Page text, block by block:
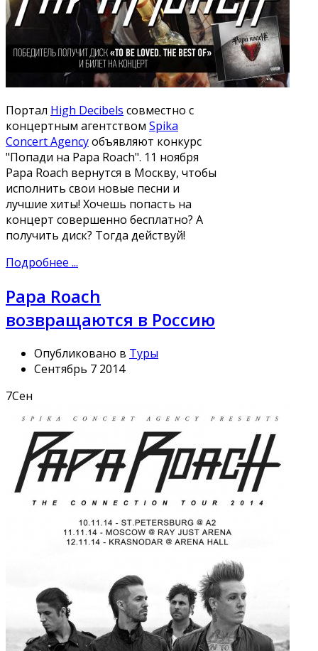
Портал High Decibels совместно с
концертным агентством Spika
Concert Agencyобъявляют конкурс
"Попади на Papa Roach". 11 ноября
Papa Roach вернутся в Москву, чтобы
исполнить свои новые песни и
лучшие хиты! Хочешь попасть на
концерт совершенно бесплатно? А
получить диск? Тогда действуй!
Подробнее ...
Papa Roach
возвращаются в Россию
Опубликовано в Туры
Сентябрь 7 2014
7Сен